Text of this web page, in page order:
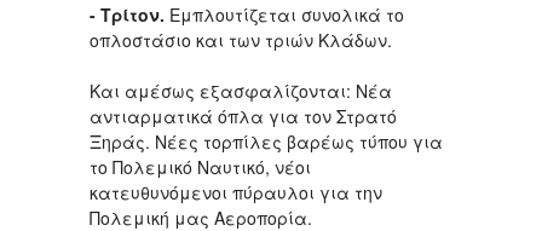
- Τρίτον. Εμπλουτίζεται συνολικά το
οπλοστάσιο και των τριών Κλάδων.
Και αμέσως εξασφαλίζονται: Νέα
αντιαρματικά όπλα για τον Στρατό
Ξηράς. Νέες τορπίλες βαρέως τύπου για
το Πολεμικό Ναυτικό, νέοι
κατευθυνόμενοι πύραυλοι για την
Πολεμική μας Αεροπορία.